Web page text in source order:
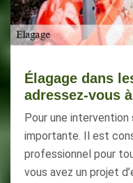
Élagage dans
adressez-vous
Pour une
importante. Il est
professionnel pour
vous avez un projet